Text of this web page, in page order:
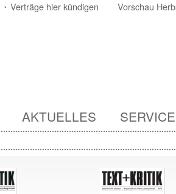
Verträge hier kündigen Vorschau
AKTUELLES SERVICE